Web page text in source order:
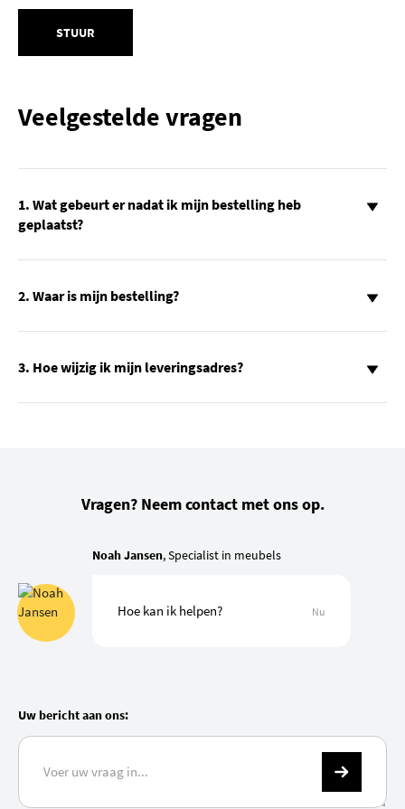
STUUR
Veelgestelde vragen
1. Wat gebeurt er nadat ik mijn bestelling heb
geplaatst?
2. Waar is mijn bestelling?
3. Hoe wijzig ik mijn leveringsadres?
Vragen? Neem contact met ons op.
Noah Jansen, Specialist in meubels
Hoe kan ik helpen? Nu
Uw bericht aan ons: